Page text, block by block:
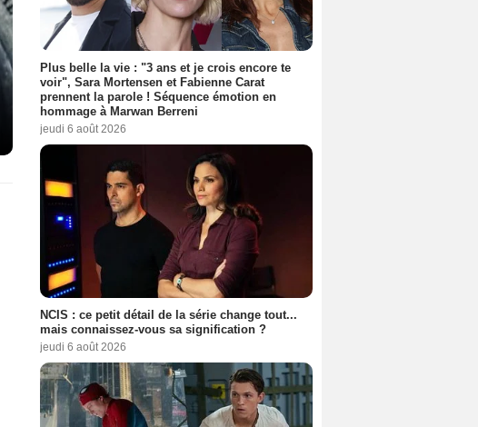
Plus belle la vie : "3 ans et je crois encore te
voir", Sara Mortensen et Fabienne Carat
prennent la parole ! Séquence émotion en
hommage à Marwan Berreni
jeudi 6 août 2026
NCIS : ce petit détail de la série change tout...
mais connaissez-vous sa signification ?
jeudi 6 août 2026